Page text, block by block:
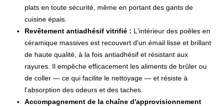
plats en toute sécurité, même en portant des gants de
cuisine épais.
Revêtement antiadhésif vitrifié : L'intérieur des poêles en
céramique massives est recouvert d'un émail lisse et brillant
de haute qualité, à la fois antiadhésif et résistant aux
rayures. Il empêche efficacement les aliments de brûler ou
de coller — ce qui facilite le nettoyage — et résiste à
l'absorption des odeurs et des taches.
Accompagnement de la chaîne d'approvisionnement